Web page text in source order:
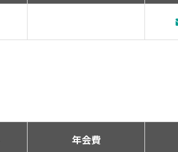
年会費